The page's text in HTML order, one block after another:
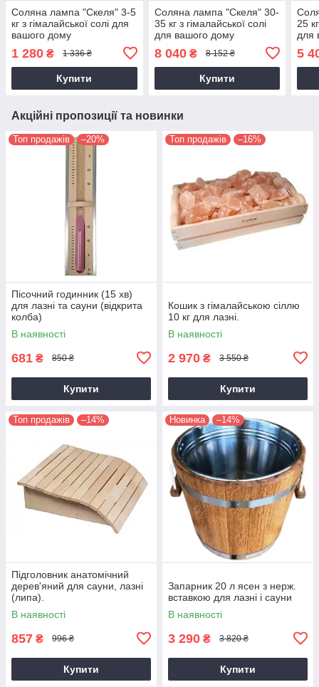
Соляна лампа "Скеля" 3-5
кг з гімалайської солі для
вашого дому
1 280 ₴ 1 336 ₴
Купити
Соляна лампа "Скеля" 30-
35 кг з гімалайської солі
для вашого дому
8 040₴ 8 152 ₴
Купити
25
для
5
Акційні пропозиції та новинки
Топ продажів –20%
Пісочний годинник (15 хв)
для лазні та сауни (відкрита
колба)
В наявності
681 ₴ 850 ₴
Купити
Топ продажів –16%
Кошик з гімалайською сіллю
10 кг для лазні.
В наявності
2 970 ₴ 3 550 ₴
Купити
Топ продажів –14%
Підголовник анатомічний
дерев'яний для сауни, лазні
(липа).
В наявності
857 ₴ 996 ₴
Купити
Новинка –14%
Запарник 20 л ясен з нерж.
вставкою для лазні і сауни
В наявності
3 290 ₴ 3 820 ₴
Купити